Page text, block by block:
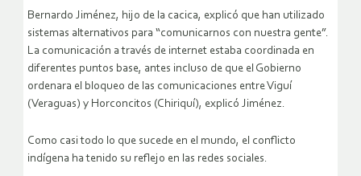
Bernardo Jiménez, hijo de la cacica, explicó que han utilizado
sistemas alternativos para “comunicarnos con nuestra gente”.
La comunicación a través de internet estaba coordinada en
diferentes puntos base, antes incluso de que el Gobierno
ordenara el bloqueo de las comunicaciones entre Viguí
(Veraguas) y Horconcitos (Chiriquí), explicó Jiménez.
Como casi todo lo que sucede en el mundo, el conflicto
indígena ha tenido su reflejo en las redes sociales.